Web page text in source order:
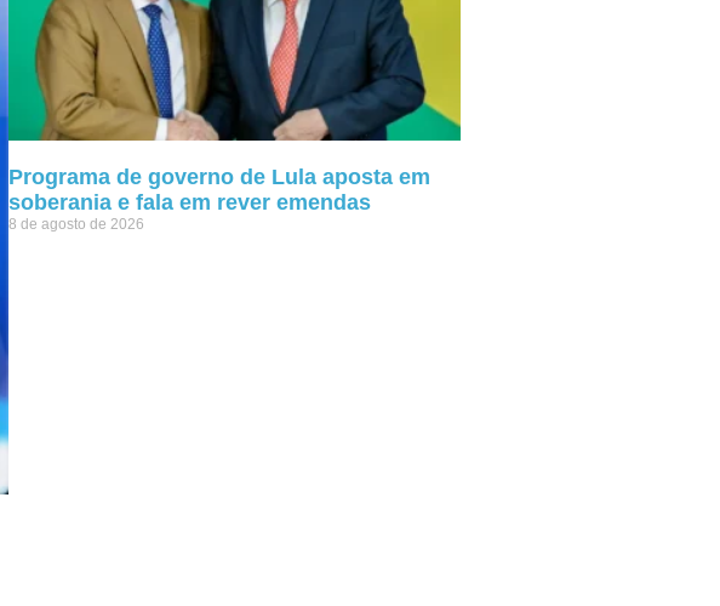
Programa de governo de Lula aposta em
soberania e fala em rever emendas
8 de agosto de 2026